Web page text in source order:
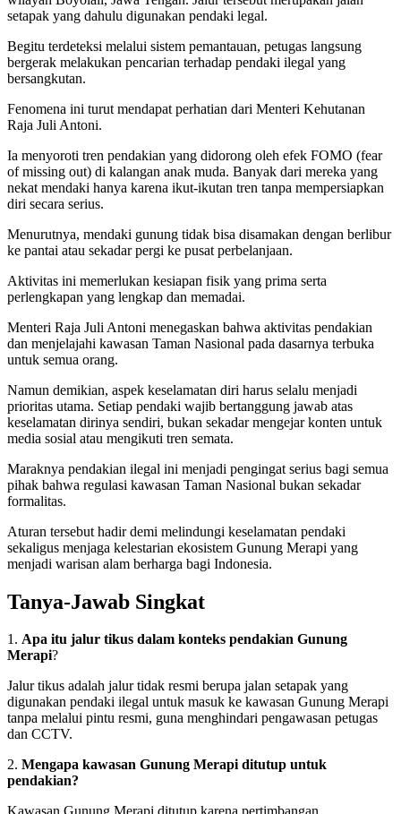
setapak yang dahulu digunakan pendaki legal.
Begitu terdeteksi melalui sistem pemantauan, petugas langsung
bergerak melakukan pencarian terhadap pendaki ilegal yang
bersangkutan.
Fenomena ini turut mendapat perhatian dari Menteri Kehutanan
Raja Juli Antoni.
Ia menyoroti tren pendakian yang didorong oleh efek FOMO (fear
of missing out) di kalangan anak muda. Banyak dari mereka yang
nekat mendaki hanya karena ikut-ikutan tren tanpa mempersiapkan
diri secara serius.
Menurutnya, mendaki gunung tidak bisa disamakan dengan berlibur
ke pantai atau sekadar pergi ke pusat perbelanjaan.
Aktivitas ini memerlukan kesiapan fisik yang prima serta
perlengkapan yang lengkap dan memadai.
Menteri Raja Juli Antoni menegaskan bahwa aktivitas pendakian
dan menjelajahi kawasan Taman Nasional pada dasarnya terbuka
untuk semua orang.
Namun demikian, aspek keselamatan diri harus selalu menjadi
prioritas utama. Setiap pendaki wajib bertanggung jawab atas
keselamatan dirinya sendiri, bukan sekadar mengejar konten untuk
media sosial atau mengikuti tren semata.
Maraknya pendakian ilegal ini menjadi pengingat serius bagi semua
pihak bahwa regulasi kawasan Taman Nasional bukan sekadar
formalitas.
Aturan tersebut hadir demi melindungi keselamatan pendaki
sekaligus menjaga kelestarian ekosistem Gunung Merapi yang
menjadi warisan alam berharga bagi Indonesia.
Tanya-Jawab Singkat
1. Apa itu jalur tikus dalam konteks pendakian Gunung
Merapi?
Jalur tikus adalah jalur tidak resmi berupa jalan setapak yang
digunakan pendaki ilegal untuk masuk ke kawasan Gunung Merapi
tanpa melalui pintu resmi, guna menghindari pengawasan petugas
dan CCTV.
2. Mengapa kawasan Gunung Merapi ditutup untuk
pendakian?